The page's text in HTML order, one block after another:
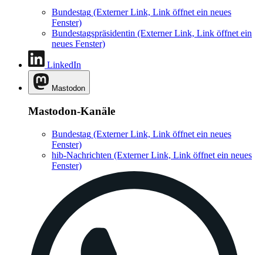
Bundestag (Externer Link, Link öffnet ein neues
Fenster)
Bundestagspräsidentin (Externer Link, Link öffnet ein
neues Fenster)
LinkedIn
Mastodon
Mastodon-Kanäle
Bundestag (Externer Link, Link öffnet ein neues
Fenster)
hib-Nachrichten (Externer Link, Link öffnet ein neues
Fenster)